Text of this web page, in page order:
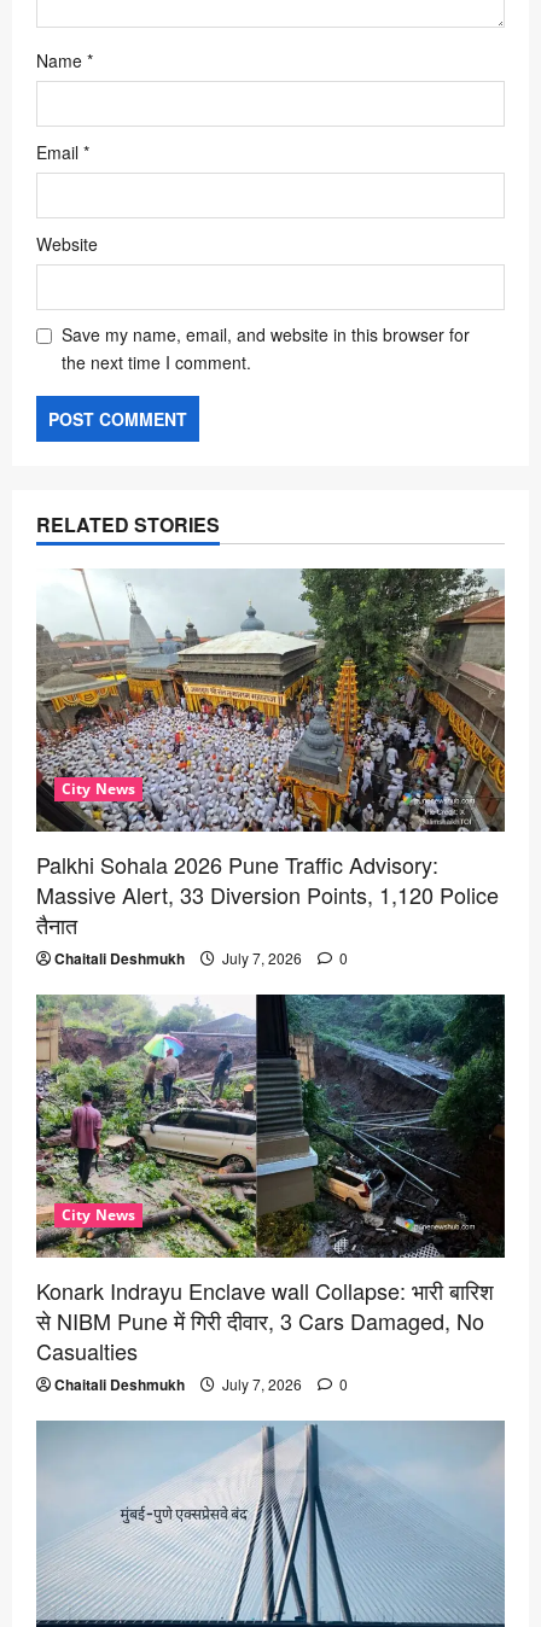
Name *
Email *
Website
Save my name, email, and website in this browser for
the next time I comment.
RELATED STORIES
City News
Palkhi Sohala 2026 Pune Traffic Advisory:
Massive Alert, 33 Diversion Points, 1,120 Police
तैनात
Chaitali Deshmukh July 7, 2026 0
City News
Konark Indrayu Enclave wall Collapse: भारी बारिश
से NIBM Pune में गिरी दीवार, 3 Cars Damaged, No
Casualties
Chaitali Deshmukh July 7, 2026 0